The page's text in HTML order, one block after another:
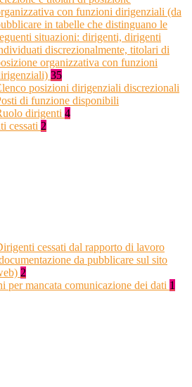
con funzioni dirigenziali (da
in tabelle che distinguano le
situazioni: dirigenti, dirigenti
discrezionalmente, titolari di
organizzativa con funzioni
35
posizioni dirigenziali discrezionali
di funzione disponibili
dirigenti 4
cessati 2
cessati dal rapporto di lavoro
da pubblicare sul sito
2
per mancata comunicazione dei dati 1